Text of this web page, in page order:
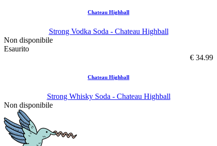
Chateau Highball
Strong Vodka Soda - Chateau Highball
Non disponibile
Esaurito
€ 34.99
Chateau Highball
Strong Whisky Soda - Chateau Highball
Non disponibile